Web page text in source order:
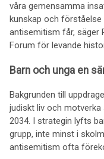
våra gemensamma
kunskap och
antisemitism får, säger
Forum för levande
Barn och unga en
Bakgrunden till
judiskt liv och
2034. I strategin lyfts
grupp, inte minst i
antisemitism ofta